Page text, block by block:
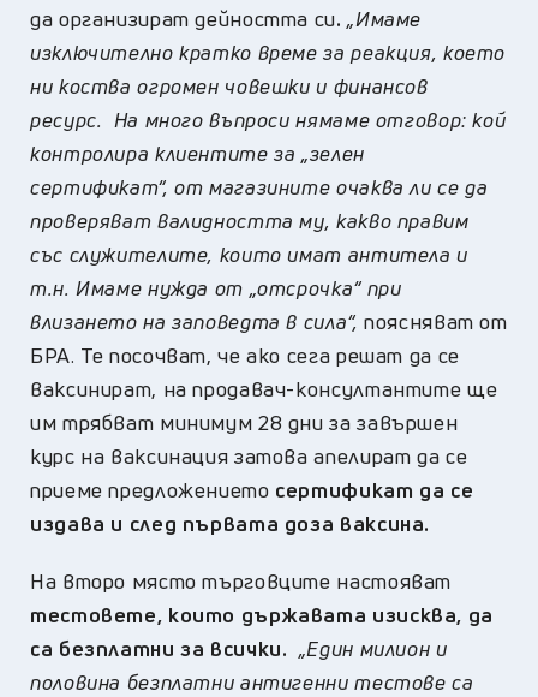
да организират дейността си.„Имаме
изключително кратко време за реакция, което
ни коства огромен човешки и финансов
ресурс. На много въпроси нямаме отговор: кой
контролира клиентите за „зелен
сертификат“, от магазините очаква ли се да
проверяват валидността му, какво правим
със служителите, които имат антитела и
т.н. Имаме нужда от „отсрочка“ при
влизането на заповедта в сила“, поясняват от
БРА. Те посочват, че ако сега решат да се
ваксинират, на продавач-консултантите ще
им трябват минимум 28 дни за завършен
курс на ваксинация затова апелират да се
приеме предложението сертификат да се
издава и след първата доза ваксина.
На второ място търговците настояват
тестовете, които държавата изисква, да
са безплатни за всички. „Един милион и
половина безплатни антигенни тестове са